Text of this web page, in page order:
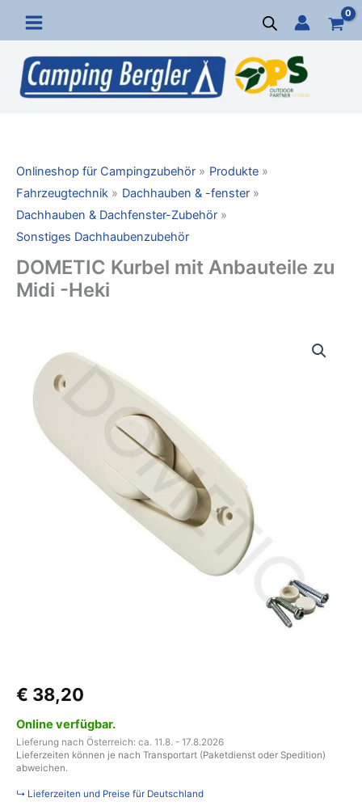
Inhalt
springen
Onlineshop für Campingzubehör
Produkte
Fahrzeugtechnik
Dachhauben & -fenster
Dachhauben & Dachfenster-Zubehör
Sonstiges Dachhaubenzubehör
DOMETIC Kurbel mit Anbauteile zu
Midi -Heki
€ 38,20
Online verfügbar.
Lieferung nach Österreich: ca. 11.8. - 17.8.2026
Lieferzeiten können je nach Transportart (Paketdienst oder Spedition)
abweichen.
↳ Lieferzeiten und Preise für Deutschland
Anbauteile
Midi